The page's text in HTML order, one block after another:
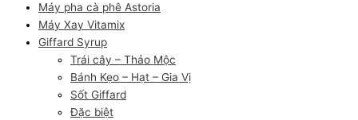
Máy pha cà phê Astoria
Máy Xay Vitamix
Giffard Syrup
Trái cây – Thảo Mộc
Bánh Kẹo – Hạt – Gia Vị
Sốt Giffard
Đặc biệt